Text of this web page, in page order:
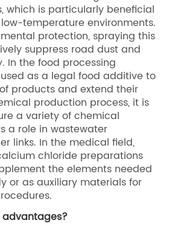
which is particularly beneficial
temperature environments.
protection, spraying this
suppress road dust and
In the food processing
as a legal food additive to
products and extend their
production process, it is
a variety of chemical
a role in wastewater
links. In the medical field,
chloride preparations
the elements needed
or as auxiliary materials for